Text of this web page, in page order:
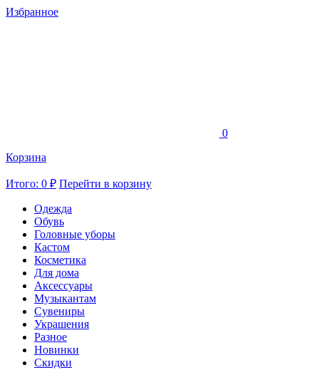
Избранное
0
Корзина
Итого: 0 ₽ Перейти в корзину
Одежда
Обувь
Головные уборы
Кастом
Косметика
Для дома
Аксессуары
Музыкантам
Сувениры
Украшения
Разное
Новинки
Скидки